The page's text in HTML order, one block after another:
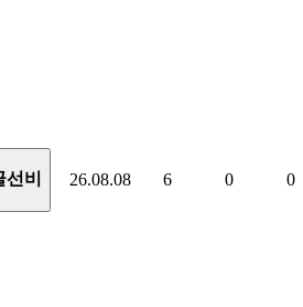
비 26.08.08 6 0 0